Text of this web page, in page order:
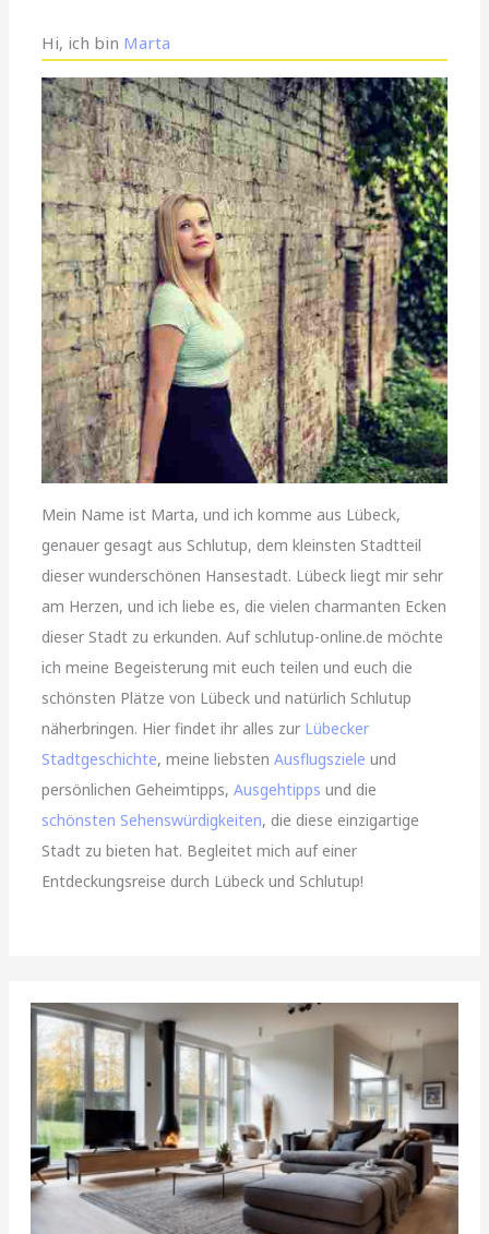
Hi, ich bin Marta
Mein Name ist Marta, und ich komme aus Lübeck,
genauer gesagt aus Schlutup, dem kleinsten Stadtteil
dieser wunderschönen Hansestadt. Lübeck liegt mir sehr
am Herzen, und ich liebe es, die vielen charmanten Ecken
dieser Stadt zu erkunden. Auf schlutup-online.de möchte
ich meine Begeisterung mit euch teilen und euch die
schönsten Plätze von Lübeck und natürlich Schlutup
näherbringen. Hier findet ihr alles zur Lübecker
Stadtgeschichte, meine liebstenAusflugsziele und
persönlichen Geheimtipps,Ausgehtipps und die
schönsten Sehenswürdigkeiten, die diese einzigartige
Stadt zu bieten hat. Begleitet mich auf einer
Entdeckungsreise durch Lübeck und Schlutup!